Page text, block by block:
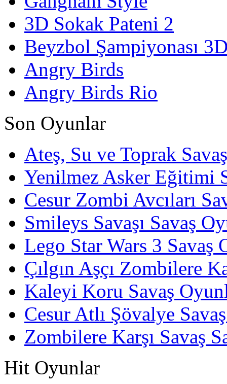
3D Sokak Pateni 2
Beyzbol Şampiyonası
Angry Birds
Angry Birds Rio
Son Oyunlar
Ateş, Su ve Toprak
Yenilmez Asker Eğitimi
Cesur Zombi Avcıları
Smileys Savaşı Savaş
Lego Star Wars 3 Savaş
Çılgın Aşçı Zombilere
Kaleyi Koru Savaş
Cesur Atlı Şövalye
Zombilere Karşı Savaş
Hit Oyunlar